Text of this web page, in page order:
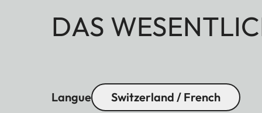
DAS
Langue Switzerland / French